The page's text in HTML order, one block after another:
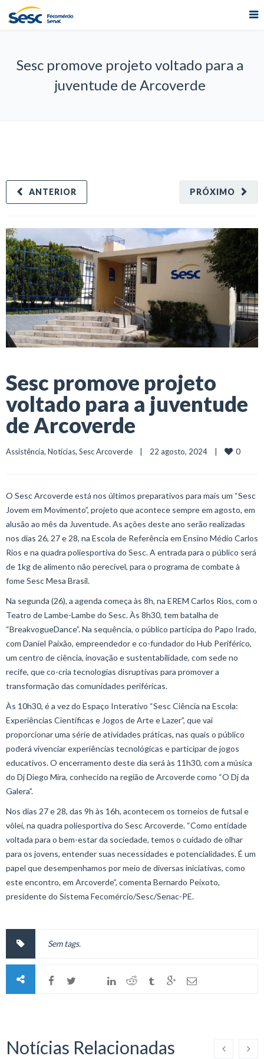
Sesc promove projeto voltado para a
juventude de Arcoverde
PRÓXIMO
ANTERIOR
Sesc promove projeto
voltado para a juventude
de Arcoverde
Assistência, Notícias, Sesc Arcoverde
    |    22 agosto, 2024    |
0
O Sesc Arcoverde está nos últimos preparativos para mais um “Sesc
Jovem em Movimento”, projeto que acontece sempre em agosto, em
alusão ao mês da Juventude. As ações deste ano serão realizadas
nos dias 26, 27 e 28, na Escola de Referência em Ensino Médio Carlos
Rios e na quadra poliesportiva do Sesc. A entrada para o público será
de 1kg de alimento não perecível, para o programa de combate à
fome Sesc Mesa Brasil.
Na segunda (26), a agenda começa às 8h, na EREM Carlos Rios, com o
Teatro de Lambe-Lambe do Sesc. Às 8h30, tem batalha de
“BreakvogueDance”. Na sequência, o público participa do Papo Irado,
com Daniel Paixão, empreendedor e co-fundador do Hub Periférico,
um centro de ciência, inovação e sustentabilidade, com sede no
recife, que co-cria tecnologias disruptivas para promover a
transformação das comunidades periféricas.
Às 10h30, é a vez do Espaço Interativo “Sesc Ciência na Escola:
Experiências Científicas e Jogos de Arte e Lazer”, que vai
proporcionar uma série de atividades práticas, nas quais o público
poderá vivenciar experiências tecnológicas e participar de jogos
educativos. O encerramento deste dia será às 11h30, com a música
do Dj Diego Mira, conhecido na região de Arcoverde como “O Dj da
Galera”.
Nos dias 27 e 28, das 9h às 16h, acontecem os torneios de futsal e
vôlei, na quadra poliesportiva do Sesc Arcoverde. “Como entidade
voltada para o bem-estar da sociedade, temos o cuidado de olhar
para os jovens, entender suas necessidades e potencialidades. É um
papel que desempenhamos por meio de diversas iniciativas, como
este encontro, em Arcoverde”, comenta Bernardo Peixoto,
presidente do Sistema Fecomércio/Sesc/Senac-PE.
Sem tags.
Notícias Relacionadas